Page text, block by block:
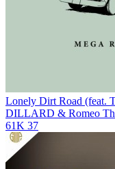
Lonely Dirt Road (feat.
DILLARD & Romeo
61K 37